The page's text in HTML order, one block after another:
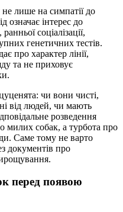
лише на симпатії до
означає інтерес до
соціалізації,
генетичних тестів.
про характер лінії,
та не приховує
чи вони чисті,
від людей, чи мають
розведення
милих собак, а турбота про
Саме тому не варто
документів про
перед появою